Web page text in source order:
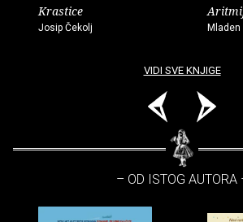
Krastice
Josip Čekolj
VIDI SVE KNJIGE
– OD ISTOG AUTORA